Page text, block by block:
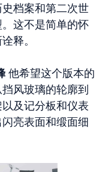
档案和第二次世
这不是简单的怀
释。
他希望这个版本的
风玻璃的轮廓到
及记分板和仪表
亮表面和缎面细